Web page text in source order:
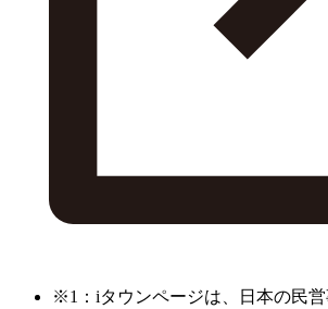
※1：iタウンページは、日本の民営